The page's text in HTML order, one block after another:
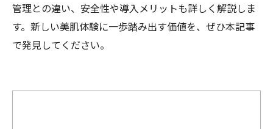
管理との違い、安全性や導入メリットも詳しく解説しま
す。新しい美肌体験に一歩踏み出す価値を、ぜひ本記事
で発見してください。